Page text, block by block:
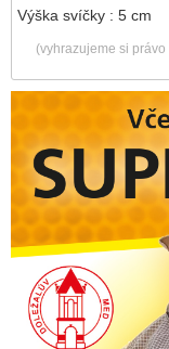
Výška svíčky : 5 cm
(vyhrazujeme si